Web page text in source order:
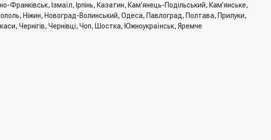
Ізмаїл, Ірпінь, Казатин, Кам’янець-Подільський, Кам’янське,
Ніжин, Новоград-Волинський, Одеса, Павлоград, Полтава, Прилуки,
Чернігів, Чернівці, Чоп, Шостка, Южноукраїнськ, Яремче